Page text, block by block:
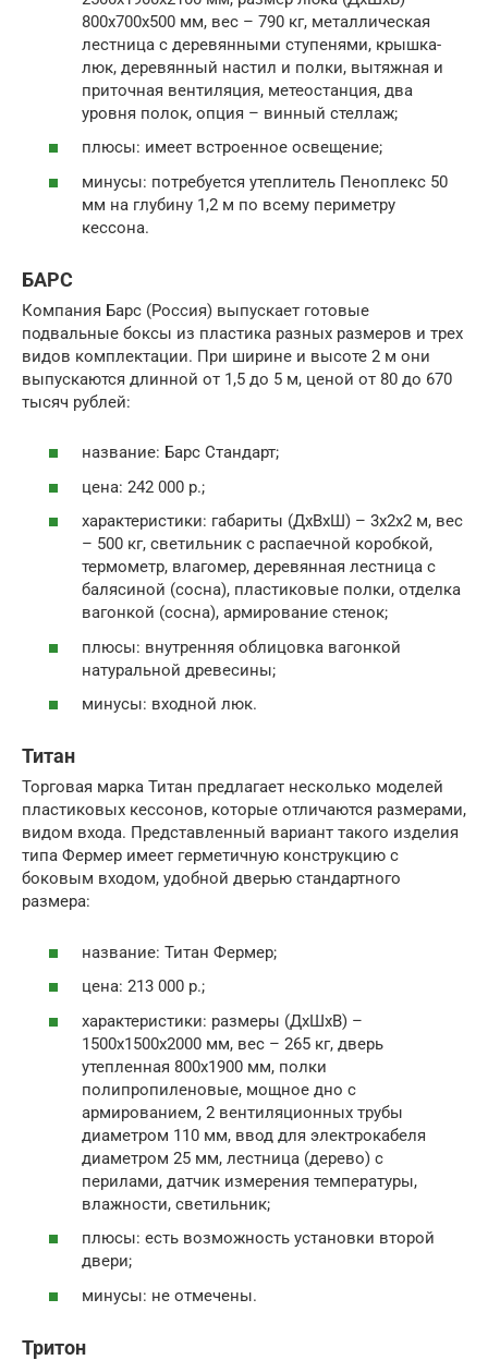
800х700х500 мм, вес – 790 кг, металлическая
лестница с деревянными ступенями, крышка-
люк, деревянный настил и полки, вытяжная и
приточная вентиляция, метеостанция, два
уровня полок, опция – винный стеллаж;
плюсы: имеет встроенное освещение;
минусы: потребуется утеплитель Пеноплекс 50
мм на глубину 1,2 м по всему периметру
кессона.
БАРС
Компания Барс (Россия) выпускает готовые
подвальные боксы из пластика разных размеров и трех
видов комплектации. При ширине и высоте 2 м они
выпускаются длинной от 1,5 до 5 м, ценой от 80 до 670
тысяч рублей:
название: Барс Стандарт;
цена: 242 000 р.;
характеристики: габариты (ДхВхШ) – 3х2х2 м, вес
– 500 кг, светильник с распаечной коробкой,
термометр, влагомер, деревянная лестница с
балясиной (сосна), пластиковые полки, отделка
вагонкой (сосна), армирование стенок;
плюсы: внутренняя облицовка вагонкой
натуральной древесины;
минусы: входной люк.
Титан
Торговая марка Титан предлагает несколько моделей
пластиковых кессонов, которые отличаются размерами,
видом входа. Представленный вариант такого изделия
типа Фермер имеет герметичную конструкцию с
боковым входом, удобной дверью стандартного
размера:
название: Титан Фермер;
цена: 213 000 р.;
характеристики: размеры (ДхШхВ) –
1500х1500х2000 мм, вес – 265 кг, дверь
утепленная 800х1900 мм, полки
полипропиленовые, мощное дно с
армированием, 2 вентиляционных трубы
диаметром 110 мм, ввод для электрокабеля
диаметром 25 мм, лестница (дерево) с
перилами, датчик измерения температуры,
влажности, светильник;
плюсы: есть возможность установки второй
двери;
минусы: не отмечены.
Тритон